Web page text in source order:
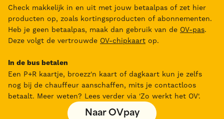
Check makkelijk in en uit met jouw betaalpas of zet hier
producten op, zoals kortingsproducten of abonnementen.
Heb je geen betaalpas, maak dan gebruik van de OV-pas.
Deze volgt de vertrouwde OV-chipkaart op.
In de bus betalen
Een P+R kaartje, broezz'n kaart of dagkaart kun je zelfs
nog bij de chauffeur aanschaffen, mits je contactloos
betaalt. Meer weten? Lees verder via 'Zo werkt het OV'.
Naar OVpay